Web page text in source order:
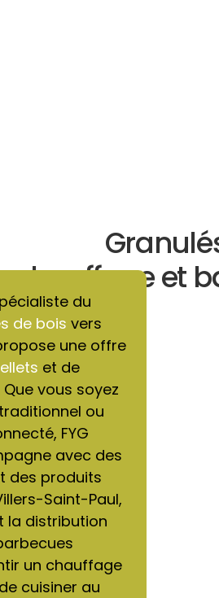
chauffage et
du
de bois vers
une offre
et de
vous soyez
ou
FYG
avec des
des produits
Saint-Paul,
la distribution
un chauffage
cuisiner au